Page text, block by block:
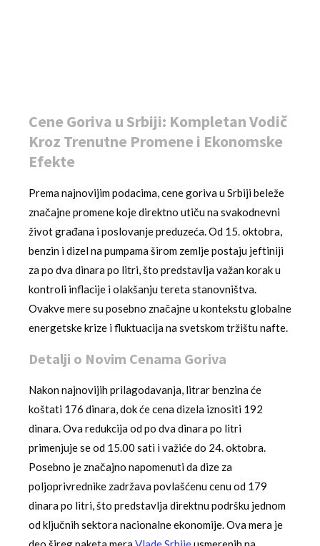
Cene Goriva u Srbiji: Kompletan Vodič
Kroz Trenutne Promene i Ekonomske
Efekte
Prema najnovijim podacima, cene goriva u Srbiji beleže
značajne promene koje direktno utiču na svakodnevni
život građana i poslovanje preduzeća. Od 15. oktobra,
benzin i dizel na pumpama širom zemlje postaju jeftiniji
za po dva dinara po litri, što predstavlja važan korak u
kontroli inflacije i olakšanju tereta stanovništva.
Ovakve mere su posebno značajne u kontekstu globalne
energetske krize i fluktuacija na svetskom tržištu nafte.
Detalji o Novim Cenama Goriva
Nakon najnovijih prilagodavanja, litrar benzina će
koštati 176 dinara, dok će cena dizela iznositi 192
dinara. Ova redukcija od po dva dinara po litri
primenjuje se od 15.00 sati i važiće do 24. oktobra.
Posebno je značajno napomenuti da dize za
poljoprivrednike zadržava povlašćenu cenu od 179
dinara po litri, što predstavlja direktnu podršku jednom
od ključnih sektora nacionalne ekonomije. Ova mera je